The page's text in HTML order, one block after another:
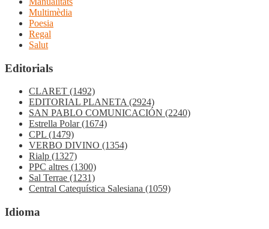
Multimèdia
Poesia
Regal
Salut
Editorials
CLARET (1492)
EDITORIAL PLANETA(2924)
SAN PABLO COMUNICACIÓN (2240)
Estrella Polar(1674)
CPL (1479)
VERBO DIVINO (1354)
Rialp (1327)
PPC altres (1300)
Sal Terrae (1231)
Central Catequística Salesiana (1059)
Idioma